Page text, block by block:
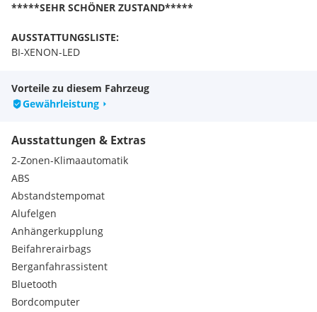
*****SEHR SCHÖNER ZUSTAND*****
AUSSTATTUNGSLISTE:
BI-XENON-LED
AUTOMATIK
TEMPOMAT
SERVOTRONIC
SITZHEIZUNG
GROSSES NAVI
VERSTELBARE-SITZE
ELEKTR.FENSTERHEBER
ABS
ASP
ALU
AHV
ALLRAD
CD RADIO
Vorteile zu diesem Fahrzeug
Gewährleistung
Ausstattungen & Extras
2-Zonen-Klimaautomatik
ABS
Abstandstempomat
Alufelgen
Anhängerkupplung
Beifahrerairbags
Berganfahrassistent
Bluetooth
Bordcomputer